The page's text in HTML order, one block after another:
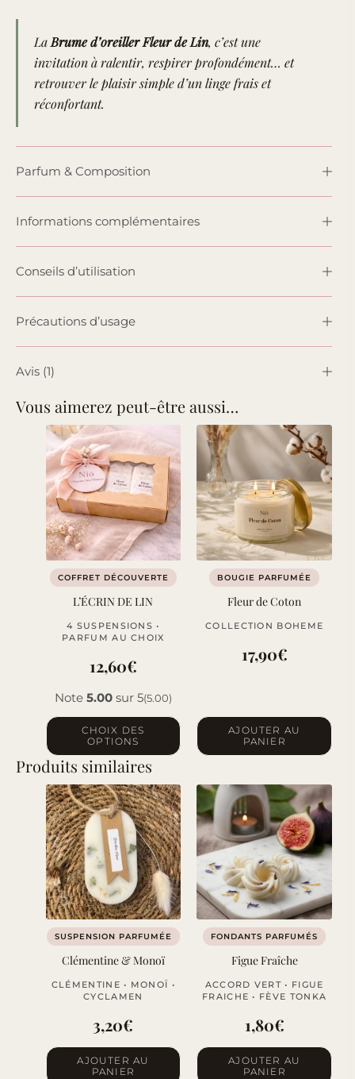
LaBrume d’oreiller Fleur de Lin, c’est une
invitation à ralentir, respirer profondément… et
retrouver le plaisir simple d’un linge frais et
réconfortant.
Parfum & Composition
Informations complémentaires
Conseils d’utilisation
Précautions d’usage
Avis (1)
Vous aimerez peut-être aussi…
COFFRET DÉCOUVERTE
L’ÉCRIN DE LIN
4 SUSPENSIONS •
PARFUM AU CHOIX
12,60€
Note 5.00sur 5(5.00)
CHOIX DES
OPTIONS
Ce
produit
a
plusieurs
variations.
Les
options
peuvent
être
choisies
sur
du
BOUGIE PARFUMÉE
Fleur de Coton
COLLECTION BOHEME
17,90€
AJOUTER AU
PANIER
Produits similaires
SUSPENSION PARFUMÉE
Clémentine & Monoï
CLÉMENTINE • MONOÏ •
CYCLAMEN
3,20€
AJOUTER AU
PANIER
FONDANTS PARFUMÉS
Figue Fraîche
ACCORD VERT • FIGUE
FRAICHE • FÈVE TONKA
1,80€
AJOUTER AU
PANIER